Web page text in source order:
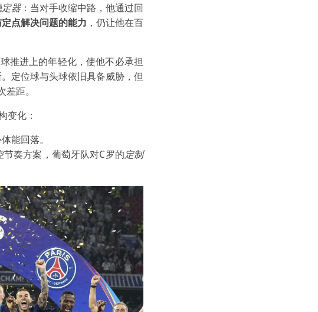
器：当对手收缩中路，他通过回
点解决问题的能力 ，仍让他在百
推进上的年轻化，使他不必承担
定位球与头球依旧具备威胁，但
距。
变化：
能回落。
奏方案，葡萄牙队对C罗的定制